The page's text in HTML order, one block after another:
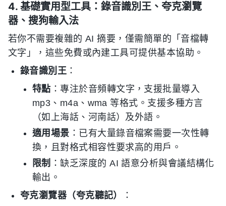
4. 基礎實用型工具：錄音識別王、夸克瀏覽
器、搜狗輸入法
若你不需要複雜的 AI 摘要，僅需簡單的「音檔轉
文字」，這些免費或內建工具可提供基本協助。
錄音識別王 ：
特點 ：專注於音頻轉文字，支援批量導入
mp3、m4a、wma 等格式。支援多種方言
（如上海話、河南話）及外語。
適用場景 ：已有大量錄音檔案需要一次性轉
換，且對格式相容性要求高的用戶。
限制 ：缺乏深度的 AI 語意分析與會議結構化
輸出。
夸克瀏覽器（夸克聽記）
：